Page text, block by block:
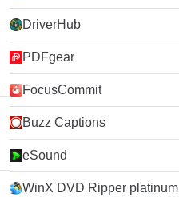
DriverHub
PDFgear
FocusCommit
Buzz Captions
eSound
WinX DVD Ripper platinum